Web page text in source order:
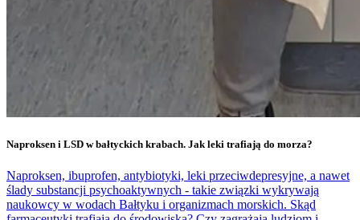
Naproksen i LSD w bałtyckich krabach. Jak leki trafiają do morza?
Naproksen, ibuprofen, antybiotyki, leki przeciwdepresyjne, a nawet
ślady substancji psychoaktywnych - takie związki wykrywają
naukowcy w wodach Bałtyku i organizmach morskich. Skąd